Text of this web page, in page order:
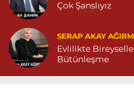
Çok Şanslıyız
SERAP AKAY
Evlilikte
Bütünleşme